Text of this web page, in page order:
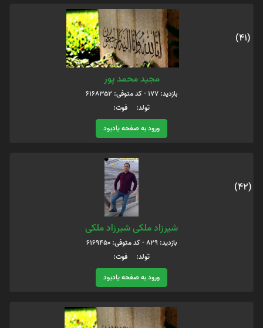
(41)
مجید محمد پور
بازدید: 177 - کد متوفی: 6168352
تولد: فوت:
ورود به صفحه یادبود
(42)
شیرزاد ملکی شیرزاد ملکی
بازدید: 829 - کد متوفی: 6169450
تولد: فوت:
ورود به صفحه یادبود